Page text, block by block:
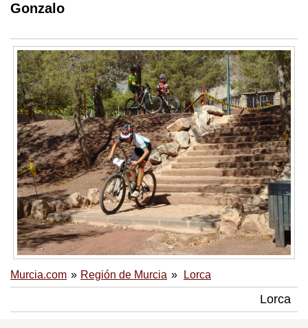
Gonzalo
Murcia.com Región de Murcia Lorca
Lorca